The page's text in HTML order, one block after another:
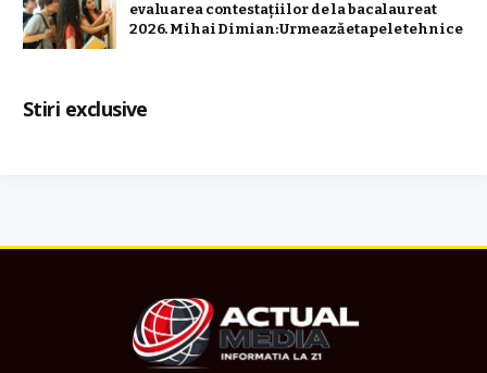
evaluarea contestațiilor de la bacalaureat
2026. Mihai Dimian: Urmează etapele tehnice
Stiri exclusive